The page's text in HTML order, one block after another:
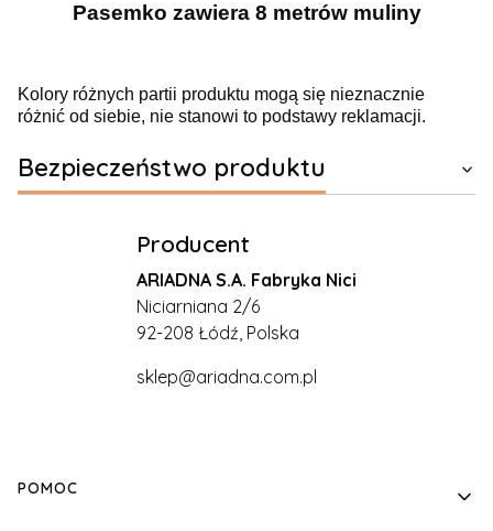
Pasemko zawiera 8 metrów muliny
Kolory różnych partii produktu mogą się nieznacznie
różnić od siebie, nie stanowi to podstawy reklamacji.
Bezpieczeństwo produktu
Producent
ARIADNA S.A. Fabryka Nici
Niciarniana 2/6
92-208 Łódź, Polska
sklep@ariadna.com.pl
Linki w stopce
POMOC